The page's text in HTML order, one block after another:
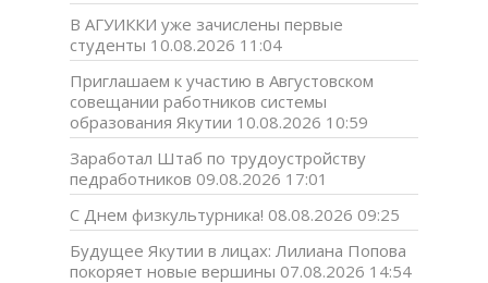
В АГУИККИ уже зачислены первые
студенты 10.08.2026 11:04
Приглашаем к участию в Августовском
совещании работников системы
образования Якутии 10.08.2026 10:59
Заработал Штаб по трудоустройству
педработников 09.08.2026 17:01
С Днем физкультурника! 08.08.2026 09:25
Будущее Якутии в лицах: Лилиана Попова
покоряет новые вершины 07.08.2026 14:54